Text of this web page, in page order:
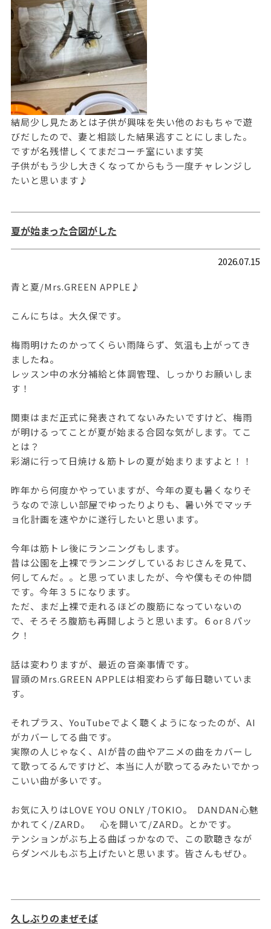
結局少し見たあとは子供が興味を失い他のおもちゃで遊
びだしたので、妻と相談した結果逃すことにしました。
ですが名残惜しくてまだコーチ室にいます笑
子供がもう少し大きくなってからもう一度チャレンジし
たいと思います♪
夏が始まった合図がした
2026.07.15
青と夏/Mrs.GREEN APPLE♪
こんにちは。大久保です。
梅雨明けたのかってくらい雨降らず、気温も上がってき
ましたね。
レッスン中の水分補給と体調管理、しっかりお願いしま
す！
関東はまだ正式に発表されてないみたいですけど、梅雨
が明けるってことが夏が始まる合図な気がします。てこ
とは？
彩湖に行って日焼け＆筋トレの夏が始まりますよと！！
昨年から何度かやっていますが、今年の夏も暑くなりそ
うなので涼しい部屋でゆったりよりも、暑い外でマッチ
ョ化計画を速やかに遂行したいと思います。
今年は筋トレ後にランニングもします。
昔は公園を上裸でランニングしているおじさんを見て、
何してんだ。。と思っていましたが、今や僕もその仲間
です。今年３５になります。
ただ、まだ上裸で走れるほどの腹筋になっていないの
で、そろそろ腹筋も再開しようと思います。６or８パッ
ク！
話は変わりますが、最近の音楽事情です。
冒頭のMrs.GREEN APPLEは相変わらず毎日聴いていま
す。
それプラス、YouTubeでよく聴くようになったのが、AI
がカバーしてる曲です。
実際の人じゃなく、AIが昔の曲やアニメの曲をカバーし
て歌ってるんですけど、本当に人が歌ってるみたいでかっ
こいい曲が多いです。
お気に入りはLOVE YOU ONLY /TOKIO。 DANDAN心魅
かれてく/ZARD。 心を開いて/ZARD。とかです。
テンションがぶち上る曲ばっかなので、この歌聴きなが
らダンベルもぶち上げたいと思います。皆さんもぜひ。
久しぶりのまぜそば